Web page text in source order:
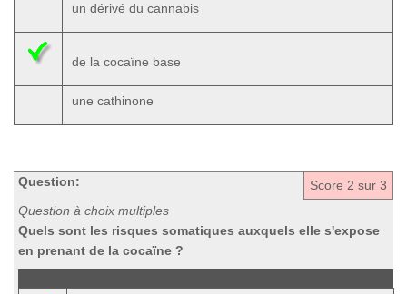
un dérivé du cannabis
de la cocaïne base
une cathinone
Score 2 sur 3
Question:
Question à choix multiples
Quels sont les risques somatiques auxquels elle s'expose
en prenant de la cocaïne ?